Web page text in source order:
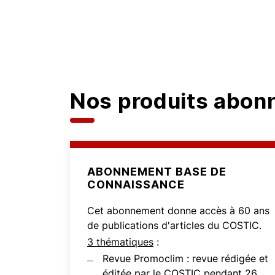
Nos produits
ABONNEMENT BASE DE
CONNAISSANCE
Cet abonnement donne accès à 60 ans
de publications d'articles du COSTIC.
3 thématiques :
Revue Promoclim : revue rédigée et